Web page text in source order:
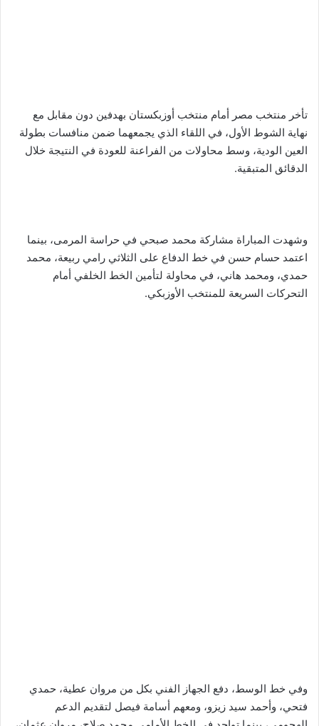
تأخر منتخب مصر أمام منتخب أوزبكستان بهدفين دون مقابل مع
نهاية الشوط الأول، في اللقاء الذي يجمعهما ضمن منافسات بطولة
العين الودية، وسط محاولات من الفراعنة للعودة في النتيجة خلال
الدقائق المتبقية.
وشهدت المباراة مشاركة محمد صبحي في حراسة المرمى، بينما
اعتمد حسام حسن في خط الدفاع على الثلاثي رامي ربيعة، محمد
حمدي، ومحمد هاني، في محاولة لتأمين الخط الخلفي أمام
التحركات السريعة للمنتخب الأوزبكي.
وفي خط الوسط، دفع الجهاز الفني بكل من مروان عطية، حمدي
فتحي، وأحمد سيد زيزو، ومعهم أسامة فيصل لتقديم الدعم